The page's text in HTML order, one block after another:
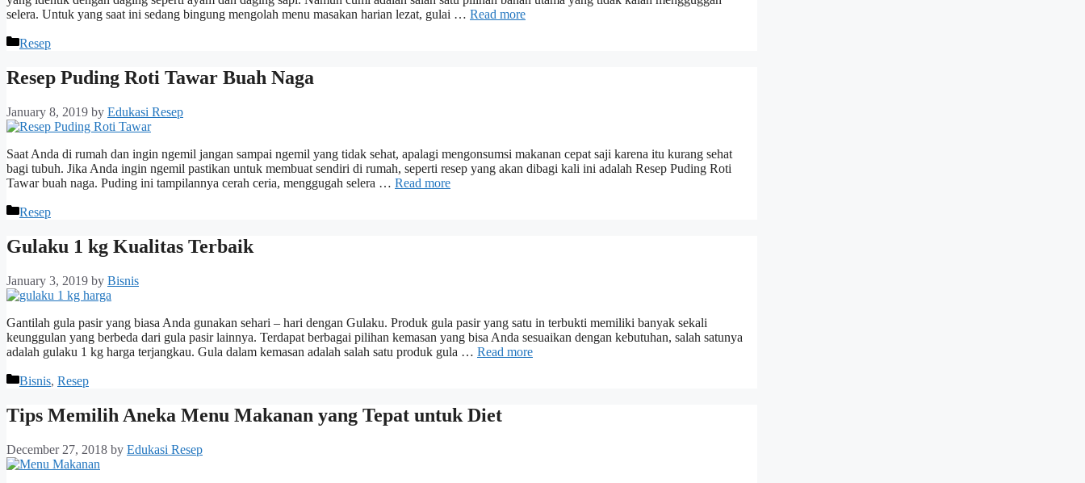
selera. Untuk yang saat ini sedang bingung mengolah menu masakan harian lezat, gulai … Read more
Categories
Resep
Resep Puding Roti Tawar Buah Naga
January 8, 2019 by Edukasi Resep
Saat Anda di rumah dan ingin ngemil jangan sampai ngemil yang tidak sehat, apalagi mengonsumsi makanan cepat saji karena itu kurang sehat
bagi tubuh. Jika Anda ingin ngemil pastikan untuk membuat sendiri di rumah, seperti resep yang akan dibagi kali ini adalah Resep Puding Roti
Tawar buah naga. Puding ini tampilannya cerah ceria, menggugah selera … Read more
Categories
Resep
Gulaku 1 kg Kualitas Terbaik
January 3, 2019 by Bisnis
Gantilah gula pasir yang biasa Anda gunakan sehari – hari dengan Gulaku. Produk gula pasir yang satu in terbukti memiliki banyak sekali
keunggulan yang berbeda dari gula pasir lainnya. Terdapat berbagai pilihan kemasan yang bisa Anda sesuaikan dengan kebutuhan, salah satunya
adalah gulaku 1 kg harga terjangkau. Gula dalam kemasan adalah salah satu produk gula … Read more
Categories
Bisnis, Resep
Tips Memilih Aneka Menu Makanan yang Tepat untuk Diet
December 27, 2018 by Edukasi Resep